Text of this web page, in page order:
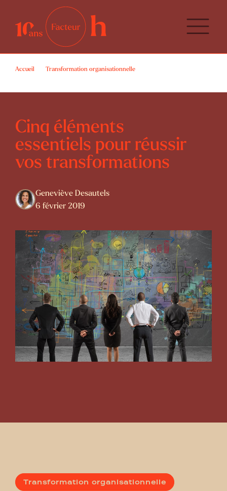
Accueil
Transformation organisationnelle
Cinq éléments
essentiels pour réussir
vos transformations
Geneviève Desautels
6 février 2019
Transformation organisationnelle